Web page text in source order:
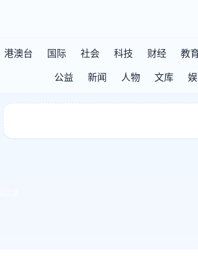
港澳台 国际 社会 科技 财经 教
公益
新闻 人物 文库